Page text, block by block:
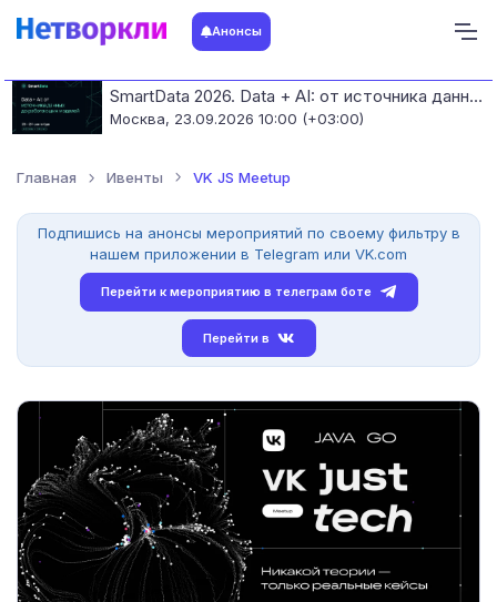
Анонсы
SmartData 2026. Data + AI: от источника данных до работающих моделей
Москва, 23.09.2026 10:00 (+03:00)
Главная Ивенты VK JS Meetup
Подпишись на анонсы мероприятий по своему фильтру в
нашем приложении в Telegram или VK.com
Перейти к мероприятию в телеграм боте
Перейти в